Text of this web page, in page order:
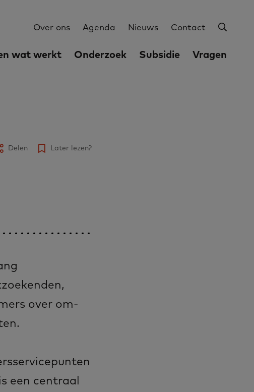
Utilities
Over ons Agenda Nieuws Contact
wat werkt Onderzoek Subsidie Vragen
Delen Later lezen?
over om-
een centraal